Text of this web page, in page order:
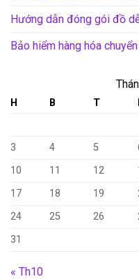
Hướng dẫn đóng gói đồ
Bảo hiểm hàng hóa
H B T
3
4 5
10
11 12
17
18 19
24
25 26
31
« Th10